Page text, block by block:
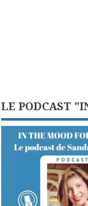
LE PODCAST